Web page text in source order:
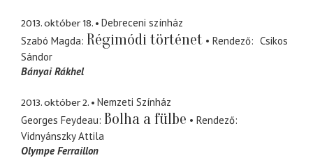
2013. október 18.
Debreceni színház
Szabó Magda Régimódi történet Rendező
Csikos
Sándor
Bányai Rákhel
2013. október 2.
Nemzeti Színház
Georges Feydeau Bolha a fülbe
Rendező
Vidnyánszky Attila
Olympe Ferraillon